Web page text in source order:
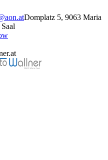
Domplatz 5, 9063 Maria